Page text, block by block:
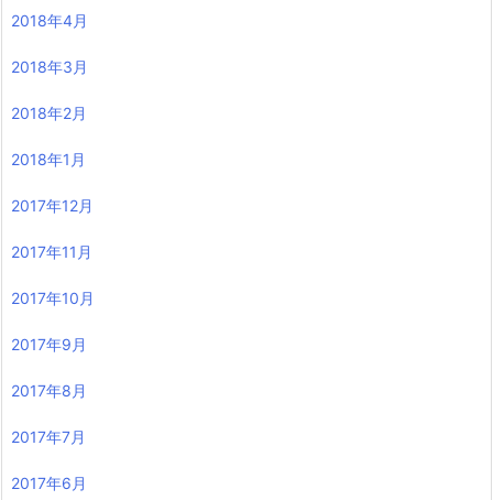
2018年4月
2018年3月
2018年2月
2018年1月
2017年12月
2017年11月
2017年10月
2017年9月
2017年8月
2017年7月
2017年6月